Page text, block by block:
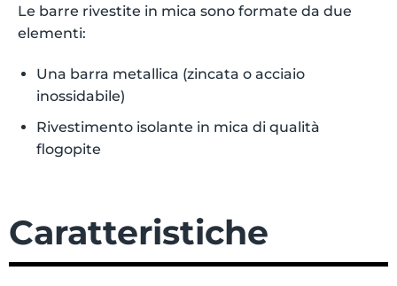
Le barre rivestite in mica sono formate da due
elementi:
Una barra metallica (zincata o acciaio
inossidabile)
Rivestimento isolante in mica di qualità
flogopite
Caratteristiche